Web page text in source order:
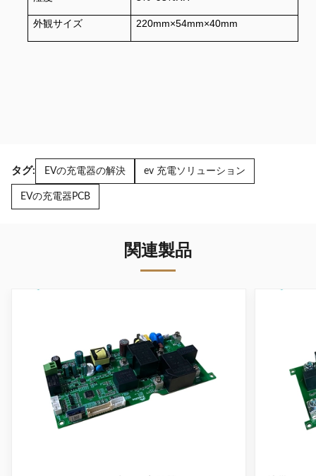
外観サイズ 220mm×54mm×40mm
タグ: EVの充電器の解決 ev 充電ソリューション
EVの充電器PCB
関連製品